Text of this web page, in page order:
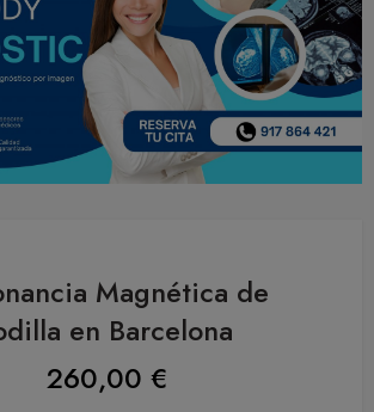
Magnética de
en Barcelona
260,00 €